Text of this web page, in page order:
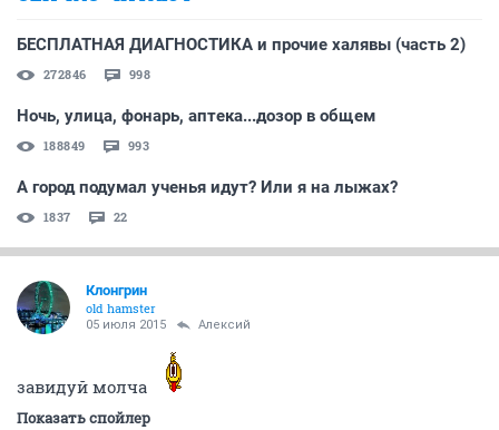
БЕСПЛАТНАЯ ДИАГНОСТИКА и прочие халявы (часть 2)
272846 998
Ночь, улица, фонарь, аптека...дозор в общем
188849 993
А город подумал ученья идут? Или я на лыжах?
1837 22
Клонгрин
old hamster
05 июля 2015 Алексий
завидуй молча
Показать спойлер